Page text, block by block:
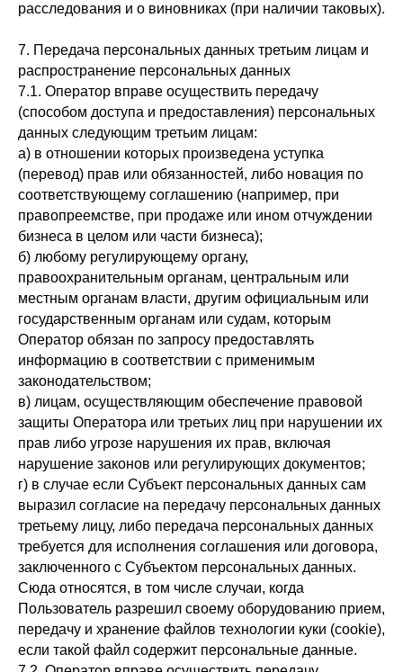
расследования и о виновниках (при наличии таковых).
7. Передача персональных данных третьим лицам и
распространение персональных данных
7.1. Оператор вправе осуществить передачу
(способом доступа и предоставления) персональных
данных следующим третьим лицам:
а) в отношении которых произведена уступка
(перевод) прав или обязанностей, либо новация по
соответствующему соглашению (например, при
правопреемстве, при продаже или ином отчуждении
бизнеса в целом или части бизнеса);
б) любому регулирующему органу,
правоохранительным органам, центральным или
местным органам власти, другим официальным или
государственным органам или судам, которым
Оператор обязан по запросу предоставлять
информацию в соответствии с применимым
законодательством;
в) лицам, осуществляющим обеспечение правовой
защиты Оператора или третьих лиц при нарушении их
прав либо угрозе нарушения их прав, включая
нарушение законов или регулирующих документов;
г) в случае если Субъект персональных данных сам
выразил согласие на передачу персональных данных
третьему лицу, либо передача персональных данных
требуется для исполнения соглашения или договора,
заключенного с Субъектом персональных данных.
Сюда относятся, в том числе случаи, когда
Пользователь разрешил своему оборудованию прием,
передачу и хранение файлов технологии куки (cookie),
если такой файл содержит персональные данные.